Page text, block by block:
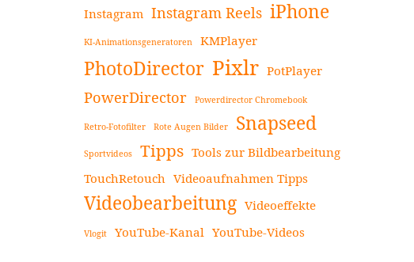
Instagram Instagram Reels iPhone
KI-Animationsgeneratoren KMPlayer
PhotoDirector Pixlr PotPlayer
PowerDirector Powerdirector Chromebook
Retro-Fotofilter Rote Augen Bilder Snapseed
Sportvideos Tipps Tools zur Bildbearbeitung
TouchRetouch
Videoaufnahmen Tipps
Videobearbeitung Videoeffekte
Vlogit YouTube-Kanal YouTube-Videos